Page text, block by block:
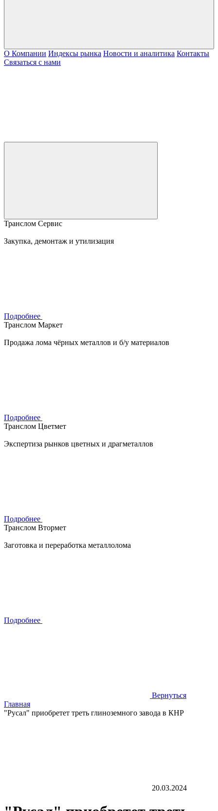
О Компании Индексы рынка Новости и аналитика Контакты
Связаться с нами
Транслом Сервис
Закупка, демонтаж и утилизация
Подробнее
Транслом Маркет
Продажа лома чёрных металлов и б/у материалов
Подробнее
Транслом Цветмет
Экспертиза рынков цветных и драгметаллов
Подробнее
Транслом Втормет
Заготовка и переработка металлолома
Подробнее
Вернуться
Главная
"‎Русал"‎ приобретет треть глиноземного завода в КНР
20.03.2024